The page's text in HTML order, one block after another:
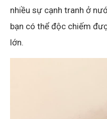
nhiều sự cạnh tranh ở
bạn có thể độc chiếm
lớn.